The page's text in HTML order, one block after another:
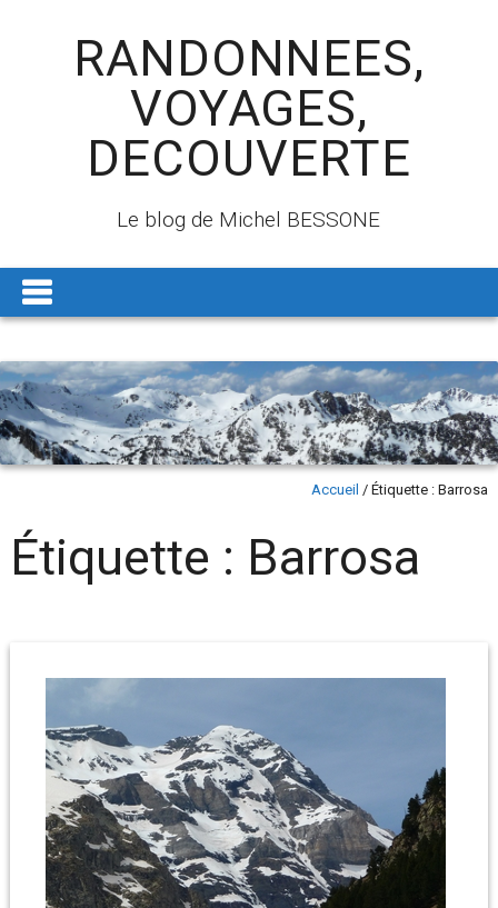
RANDONNEES,
VOYAGES,
DECOUVERTE
Le blog de Michel BESSONE
Accueil /Étiquette :Barrosa
Étiquette : Barrosa